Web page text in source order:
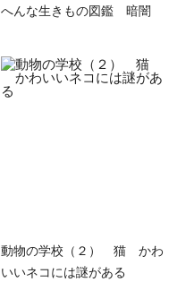
へんな生きもの図鑑 暗闇
動物の学校（２） 猫 かわ
いいネコには謎がある